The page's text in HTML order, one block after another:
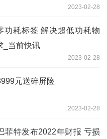
2023-02-28
功耗标签 解决超低功耗物
_当前快讯
2023-02-28
元送碎屏险
2023-02-28
菲特发布2022年财报 亏损